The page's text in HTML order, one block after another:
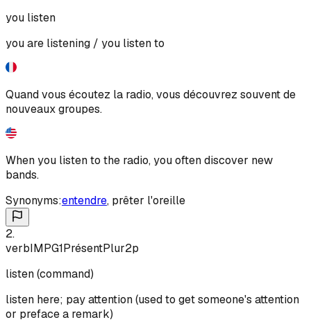
you listen
you are listening / you listen to
Quand vous écoutez la radio, vous découvrez souvent de
nouveaux groupes.
When you listen to the radio, you often discover new
bands.
Synonyms:entendre, prêter l'oreille
2.
verbIMPG1PrésentPlur2p
listen (command)
listen here; pay attention (used to get someone's attention
or preface a remark)